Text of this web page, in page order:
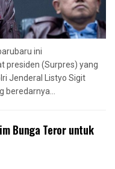
ini
presiden (Surpres) yang
Jenderal Listyo Sigit
beredarnya...
Bunga Teror untuk